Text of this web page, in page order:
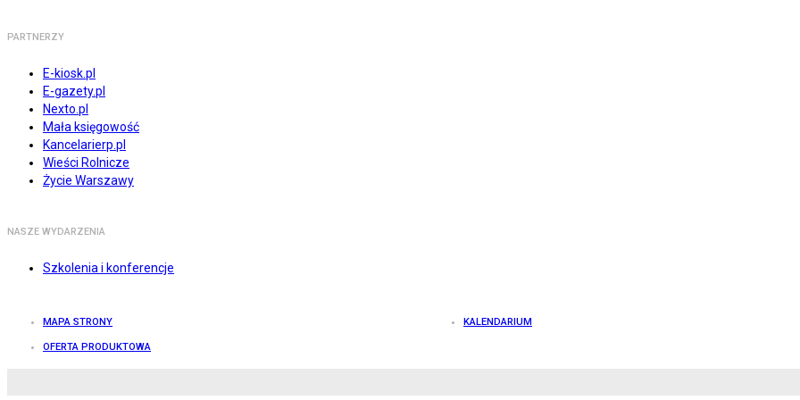
PARTNERZY
E-kiosk.pl
E-gazety.pl
Nexto.pl
Mała księgowość
Kancelarierp.pl
Wieści Rolnicze
Życie Warszawy
NASZE WYDARZENIA
Szkolenia i konferencje
MAPA STRONY KALENDARIUM
OFERTA PRODUKTOWA